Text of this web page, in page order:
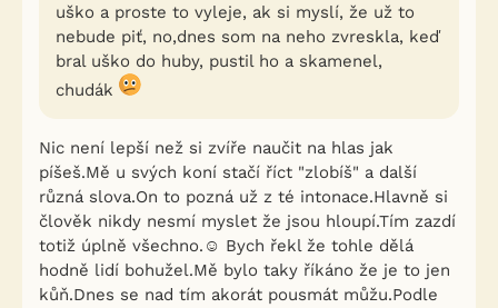
uško a proste to vyleje, ak si myslí, že už to
nebude piť, no,dnes som na neho zvreskla, keď
bral uško do huby, pustil ho a skamenel,
chudák
Nic není lepší než si zvíře naučit na hlas jak
píšeš.Mě u svých koní stačí říct "zlobíš" a další
různá slova.On to pozná už z té intonace.Hlavně si
člověk nikdy nesmí myslet že jsou hloupí.Tím zazdí
totiž úplně všechno.☺️ Bych řekl že tohle dělá
hodně lidí bohužel.Mě bylo taky říkáno že je to jen
kůň.Dnes se nad tím akorát pousmát můžu.Podle